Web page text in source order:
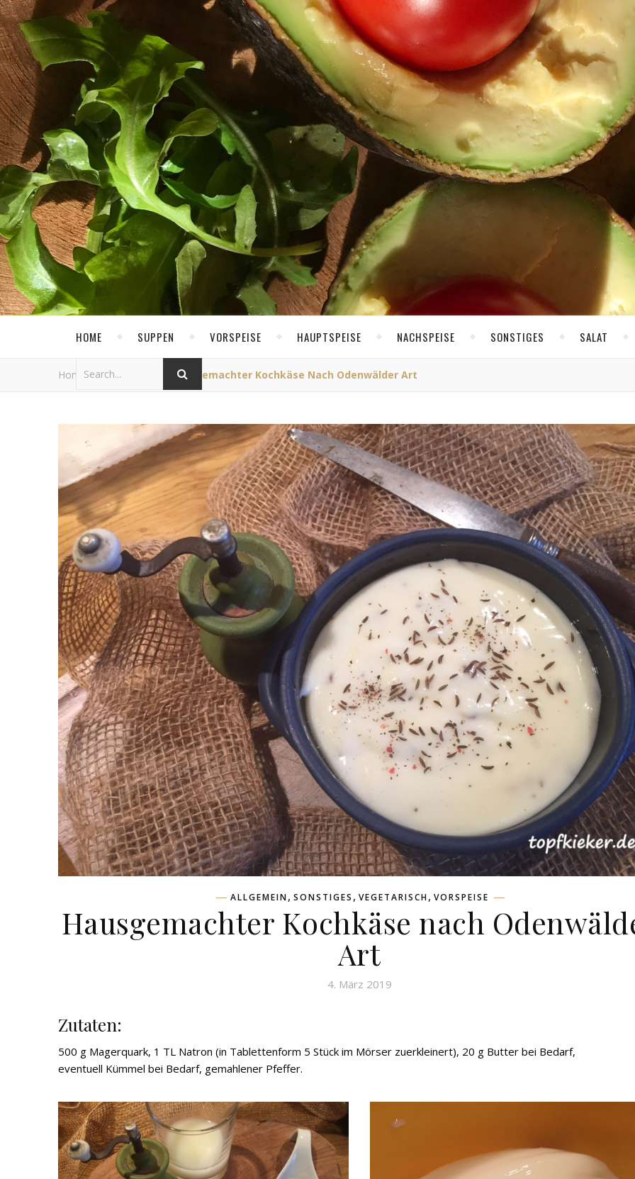
HOME SUPPEN VORSPEISE HAUPTSPEISE NACHSPEISE SONSTIGES SALAT
Home / Allgemein Hausgemachter Kochkäse Nach Odenwälder Art
ALLGEMEIN, SONSTIGES , VEGETARISCH, VORSPEISE
Hausgemachter Kochkäse nach
Art
4. März 2019
Zutaten:
500 g Magerquark, 1 TL Natron (in Tablettenform 5 Stück im Mörser zuerkleinert), 20 g Butter bei Bedarf,
eventuell Kümmel bei Bedarf, gemahlener Pfeffer.